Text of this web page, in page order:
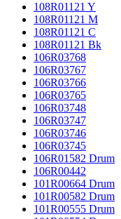
108R01121 Y
108R01121 M
108R01121 C
108R01121 Bk
106R03768
106R03767
106R03766
106R03765
106R03748
106R03747
106R03746
106R03745
106R01582 Drum
106R00442
101R00664 Drum
101R00582 Drum
101R00555 Drum